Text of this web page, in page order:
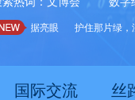
据亮眼 护住那片绿，滋养
国际交流 丝